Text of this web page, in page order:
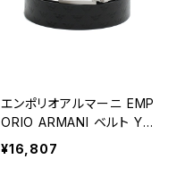
エンポリオアルマーニ EMP
ORIO ARMANI ベルト Y4S
502-Y221E-81386 メンズ
ブラック
¥16,807